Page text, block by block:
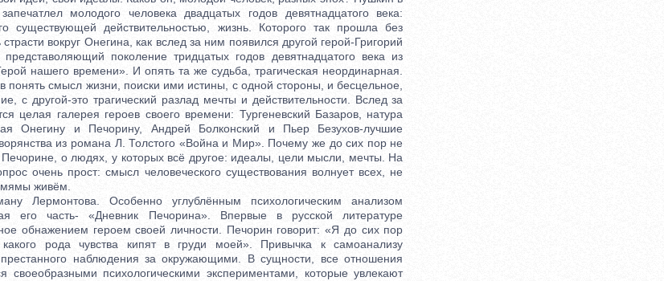
молодого человека двадцатых годов девятнадцатого века:
существующей действительностью, жизнь. Которого так прошла без
вокруг Онегина, как вслед за ним появился другой герой-Григорий
поколение тридцатых годов девятнадцатого века из
нашего времени». И опять та же судьба, трагическая неординарная.
понять смысл жизни, поиски ими истины, с одной стороны, и бесцельное,
с другой-это трагический разлад мечты и действительности. Вслед за
целая галерея героев своего времени: Тургеневский Базаров, натура
Онегину и Печорину, Андрей Болконский и Пьер Безухов-лучшие
из романа Л. Толстого «Война и Мир». Почему же до сих пор не
о людях, у которых всё другое: идеалы, цели мысли, мечты. На
очень прост: смысл человеческого существования волнует всех, не
живём.
Особенно углублённым психологическим анализом
его часть- «Дневник Печорина». Впервые в русской литературе
обнажением героем своей личности. Печорин говорит: «Я до сих пор
рода чувства кипят в груди моей». Привычка к самоанализу
наблюдения за окружающими. В сущности, все отношения
психологическими экспериментами, которые увлекают